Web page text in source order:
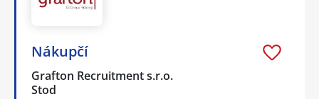
Nákupčí
Grafton Recruitment s.r.o.
Stod